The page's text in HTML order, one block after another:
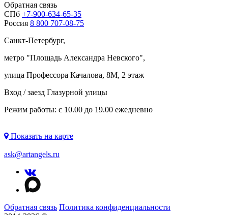
Обратная связь
СПб +7-900-634-65-35
Россия 8 800 707-08-75
Санкт-Петербург,
метро "Площадь Александра Невского",
улица Профессора Качалова, 8М, 2 этаж
Вход / заезд Глазурной улицы
Режим работы: с 10.00 до 19.00 ежедневно
Показать на карте
ask@artangels.ru
Обратная связь Политика конфиденциальности